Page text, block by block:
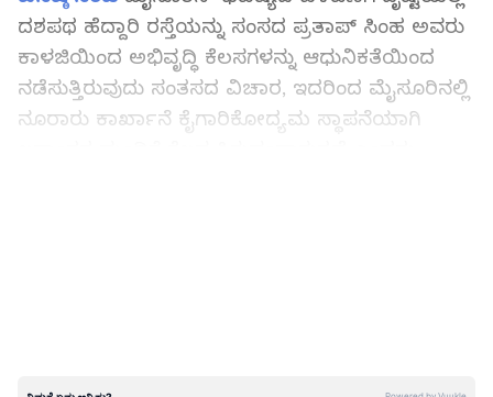
ದಶಪಥ ಹೆದ್ದಾರಿ ರಸ್ತೆಯನ್ನು ಸಂಸದ ಪ್ರತಾಪ್ ಸಿಂಹ ಅವರು
ಕಾಳಜಿಯಿಂದ ಅಭಿವೃದ್ಧಿ ಕೆಲಸಗಳನ್ನು ಆಧುನಿಕತೆಯಿಂದ
ನಡೆಸುತ್ತಿರುವುದು ಸಂತಸದ ವಿಚಾರ, ಇದರಿಂದ ಮೈಸೂರಿನಲ್ಲಿ
ನೂರಾರು ಕಾರ್ಖಾನೆ ಕೈಗಾರಿಕೋದ್ಯಮ ಸ್ಥಾಪನೆಯಾಗಿ